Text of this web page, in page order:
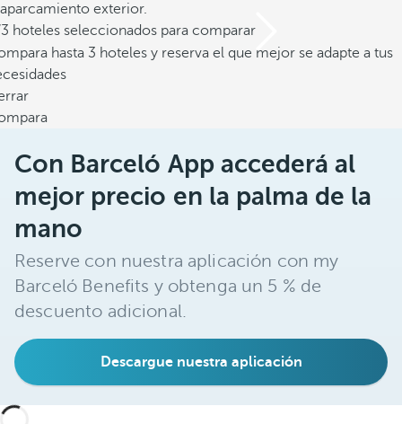
aparcamiento exterior.
hoteles seleccionados para comparar
hasta 3 hoteles y reserva el que mejor se adapte a tus
Con Barceló App accederá al
mejor precio en la palma de la
mano
Reserve con nuestra aplicación con my
Barceló Benefits y obtenga un 5 % de
descuento adicional.
Descargue nuestra aplicación